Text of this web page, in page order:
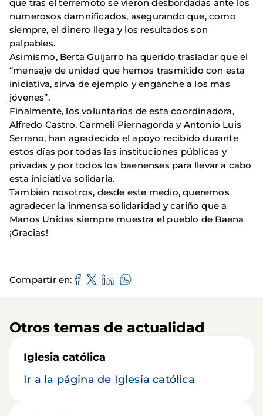
que tras el terremoto se vieron desbordadas ante los
numerosos damnificados, asegurando que, como
siempre, el dinero llega y los resultados son
palpables.
Asimismo, Berta Guijarro ha querido trasladar que el
“mensaje de unidad que hemos trasmitido con esta
iniciativa, sirva de ejemplo y enganche a los más
jóvenes”.
Finalmente, los voluntarios de esta coordinadora,
Alfredo Castro, Carmeli Piernagorda y Antonio Luis
Serrano, han agradecido el apoyo recibido durante
estos días por todas las instituciones públicas y
privadas y por todos los baenenses para llevar a cabo
esta iniciativa solidaria.
También nosotros, desde este medio, queremos
agradecer la inmensa solidaridad y cariño que a
Manos Unidas siempre muestra el pueblo de Baena
¡Gracias!
Compartir en
Otros temas de actualidad
Iglesia católica
Ir a la página de Iglesia católica